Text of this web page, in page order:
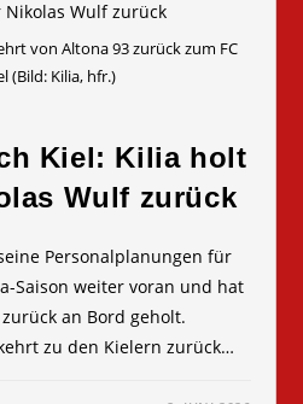
von Altona 93 zurück zum FC
(Bild: Kilia, hfr.)
Kiel: Kilia holt
Wulf zurück
Personalplanungen für
Saison weiter voran und hat
an Bord geholt.
zu den Kielern zurück…